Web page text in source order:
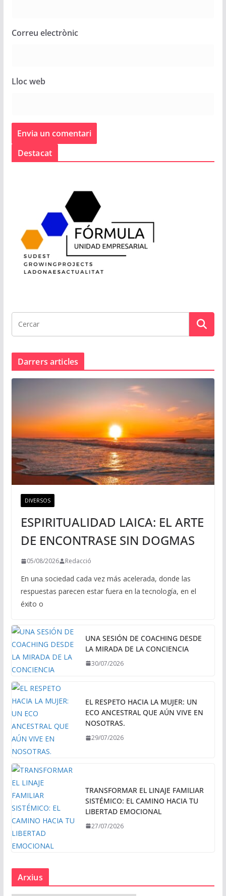
Correu electrònic
Lloc web
Destacat
Darrers articles
DIVERSOS
ESPIRITUALIDAD LAICA: EL ARTE
DE ENCONTRASE SIN DOGMAS
05/08/2026 Redacció
En una sociedad cada vez más acelerada, donde las
respuestas parecen estar fuera en la tecnología, en el
éxito o
UNA SESIÓN DE COACHING DESDE
LA MIRADA DE LA CONCIENCIA
30/07/2026
EL RESPETO HACIA LA MUJER: UN
ECO ANCESTRAL QUE AÚN VIVE EN
NOSOTRAS.
29/07/2026
TRANSFORMAR EL LINAJE FAMILIAR
SISTÉMICO: EL CAMINO HACIA TU
LIBERTAD EMOCIONAL
27/07/2026
Arxius